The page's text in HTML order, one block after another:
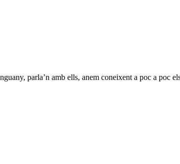
parla’n amb ells, anem coneixent a poc a poc